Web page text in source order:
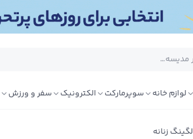
لوازم خانه سوپرمارکت الکترونیک سفر و ورزش
لگینگ زنانه